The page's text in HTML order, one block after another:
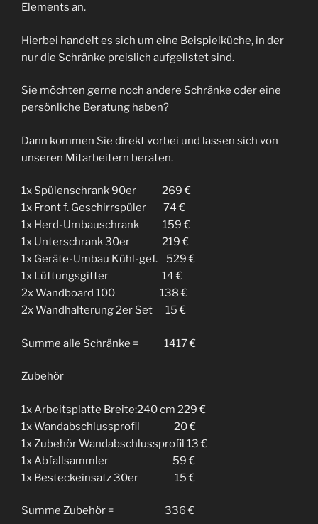
Elements an.
Hierbei handelt es sich um eine Beispielküche, in der
nur die Schränke preislich aufgelistet sind.
Sie möchten gerne noch andere Schränke oder eine
persönliche Beratung haben?
Dann kommen Sie direkt vorbei und lassen sich von
unseren Mitarbeitern beraten.
1x Spülenschrank 90er 269 €
1x Front f. Geschirrspüler 74 €
1x Herd-Umbauschrank 159 €
1x Unterschrank 30er 219 €
1x Geräte-Umbau Kühl-gef. 529 €
1x Lüftungsgitter 14 €
2x Wandboard 100 138 €
2x Wandhalterung 2er Set 15 €
Summe alle Schränke = 1417 €
Zubehör
1x Arbeitsplatte Breite:240 cm 229 €
1x Wandabschlussprofil 20 €
1x Zubehör Wandabschlussprofil 13 €
1x Abfallsammler 59 €
1x Besteckeinsatz 30er 15 €
Summe Zubehör = 336 €